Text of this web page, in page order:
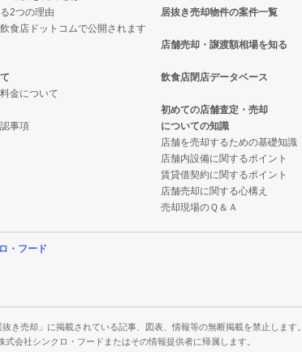
2つの理由
食店ドットコムで公開されます
金について
事項
居抜き売却物件の案件一覧
店舗売却・譲渡額相場を知る
飲食店閉店データベース
初めての店舗査定・売却
についての知識
店舗を売却するための基礎知識
店舗内設備に関するポイント
賃貸借契約に関するポイント
店舗売却に関する心構え
売却現場のＱ＆Ａ
・フード
抜き売却」に掲載されている記事、図表、情報等の無断掲載を禁止します。
式会社シンクロ・フードまたはその情報提供者に帰属します。